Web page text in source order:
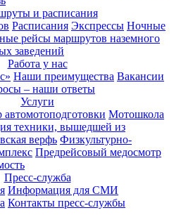
и расписания
Расписания Экспрессы Ночные
рейсы маршрутов наземного
заведений
Работа у нас
Наши преимущества Вакансии
– наши ответы
Услуги
автомотоподготовки Мотошкола
техники, вышедшей из
верфь Физкультурно-
Предрейсовый медосмотр
Пресс-служба
Информация для СМИ
Контакты пресс-службы